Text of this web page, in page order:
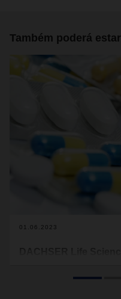
Também poderá
01.06.2023